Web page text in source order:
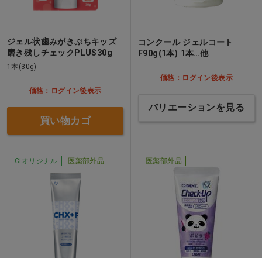
ジェル状歯みがきぷちキッズ
磨き残しチェックPLUS30g
1本(30g)
価格：ログイン後表示
買い物カゴ
コンクール ジェルコート
F90g(1本) 1本…他
価格：ログイン後表示
バリエーションを見る
Ciオリジナル 医薬部外品 医薬部外品